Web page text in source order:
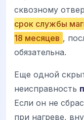
сквозному
срок службы
18 месяцев ,
обязательна.
Еще одной
неисправность
Если он не
при нагреве,